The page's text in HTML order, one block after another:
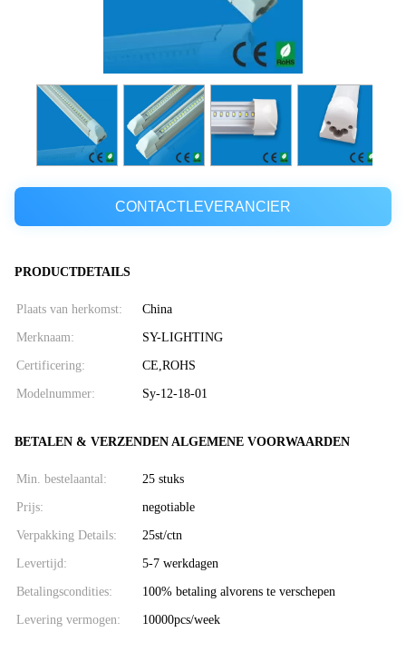
CONTACTLEVERANCIER
PRODUCTDETAILS
Plaats van herkomst: China
Merknaam: SY-LIGHTING
Certificering: CE,ROHS
Modelnummer: Sy-12-18-01
BETALEN & VERZENDEN ALGEMENE VOORWAARDEN
Min. bestelaantal: 25 stuks
Prijs: negotiable
Verpakking Details: 25st/ctn
Levertijd: 5-7 werkdagen
Betalingscondities: 100% betaling alvorens te verschepen
Levering vermogen: 10000pcs/week